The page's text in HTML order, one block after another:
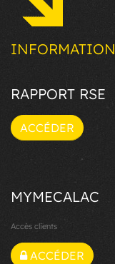
INFORMATION
RAPPORT RSE
ACCÉDER
MYMECALAC
Accès clients
ACCÉDER